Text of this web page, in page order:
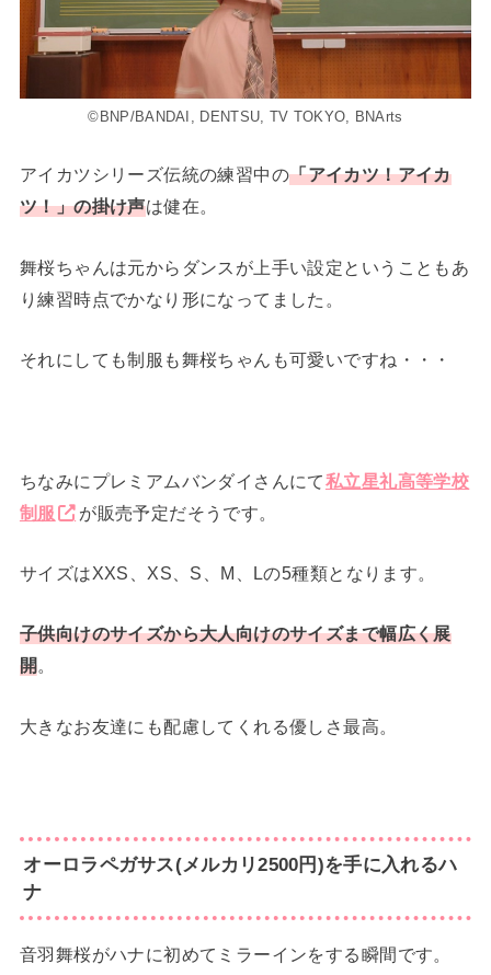
©BNP/BANDAI, DENTSU, TV TOKYO, BNArts
アイカツシリーズ伝統の練習中の「アイカツ！アイカ
ツ！」の掛け声は健在。
舞桜ちゃんは元からダンスが上手い設定ということもあ
り練習時点でかなり形になってました。
それにしても制服も舞桜ちゃんも可愛いですね・・・
ちなみにプレミアムバンダイさんにて私立星礼高等学校
制服
が販売予定だそうです。
サイズはXXS、XS、S、M、Lの5種類となります。
子供向けのサイズから大人向けのサイズまで幅広く展
開 。
大きなお友達にも配慮してくれる優しさ最高。
オーロラペガサス(メルカリ2500円)を手に入れるハ
ナ
音羽舞桜がハナに初めてミラーインをする瞬間です。